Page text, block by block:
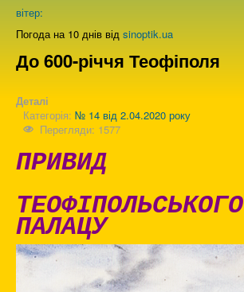
Про нас
Зворотній зв'язок
вітер:
Погода на 10 днів від sinoptik.ua
До 600-річчя Теофіполя
Деталі
Категорія: № 14 від 2.04.2020 року
Перегляди: 1577
ПРИВИД
ТЕОФІПОЛЬСЬКОГО
ПАЛАЦУ